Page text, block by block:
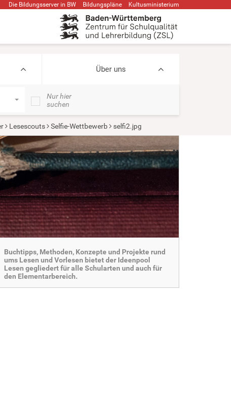
Die Bildungsserver in BW Bildungspläne Kultusministerium
Über uns
Nur hier
suchen
Lesescouts Selfie-Wettbewerb selfi2.jpg
Buchtipps, Methoden, Konzepte und Projekte rund
ums Lesen und Vorlesen bietet der Ideenpool
Lesen gegliedert für alle Schularten und auch für
den Elementarbereich.